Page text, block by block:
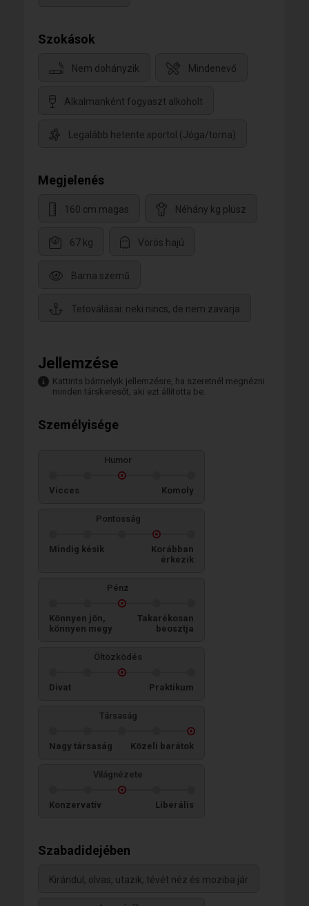
Szokások
Nem dohányzik Mindenevő
Alkalmanként fogyaszt alkoholt
Legalább hetente sportol (Jóga/torna)
Megjelenés
160 cm magas Néhány kg plusz
67 kg Vörös hajú
Barna szemű
Tetoválásai: neki nincs, de nem zavarja
Jellemzése
Kattints bármelyik jellemzésre, ha szeretnél megnézni
minden társkeresőt, aki ezt állította be.
Személyisége
Humor
Vicces Komoly
Pontosság
Mindig késik
Korábban
érkezik
Pénz
Könnyen jön,
könnyen megy
Takarékosan
beosztja
Öltözködés
Divat Praktikum
Társaság
Nagy társaság Közeli barátok
Világnézete
Konzervatív Liberális
Szabadidejében
Kirándul, olvas, utazik, tévét néz és moziba jár